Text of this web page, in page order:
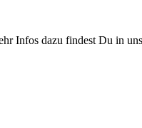
Infos dazu findest Du in